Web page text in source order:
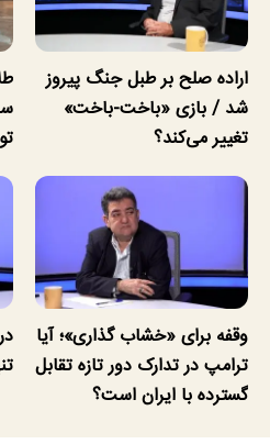
اراده صلح بر طبل جنگ پیروز
شد / بازی «باخت-باخت»
تغییر می‌کند؟
وقفه برای «خشاب گذاری»؛ آیا
ترامپ در تدارک دور تازه تقابل
گسترده با ایران است؟